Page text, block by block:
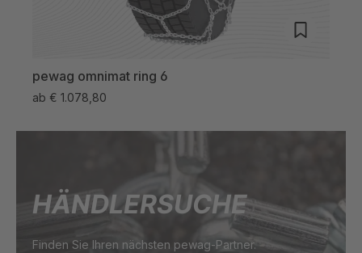
pewag omnimat ring 6
ab € 1.078,80
HÄNDLERSUCHE
Finden Sie Ihren nächsten pewag-Partner.